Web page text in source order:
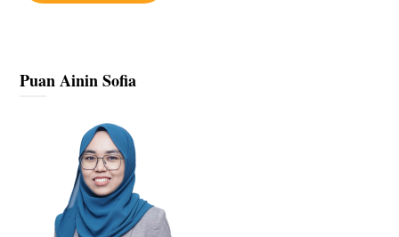
Puan Ainin Sofia